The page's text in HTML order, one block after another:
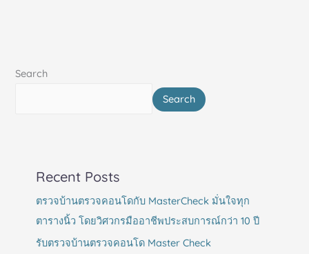
Search
Search
Recent Posts
ตรวจบ้านตรวจคอนโดกับ MasterCheck มั่นใจทุก
ตารางนิ้ว โดยวิศวกรมืออาชีพประสบการณ์กว่า 10 ปี
รับตรวจบ้านตรวจคอนโด Master Check